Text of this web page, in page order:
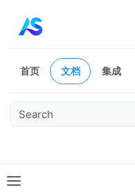
首页 文档 集成